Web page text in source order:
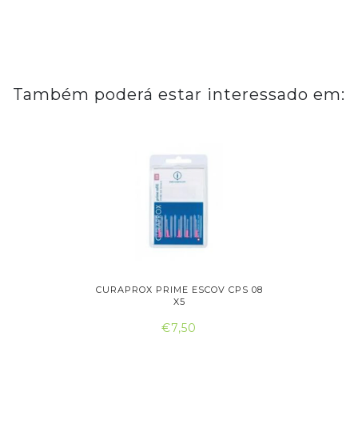
Também poderá estar interessado em:
CURAPROX PRIME ESCOV CPS 08
X5
€7,50